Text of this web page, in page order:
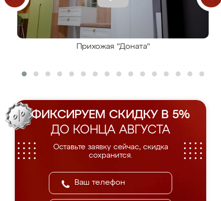
Прихожая "Доната"
ФИКСИРУЕМ СКИДКУ В 5%
ДО КОНЦА АВГУСТА
Оставьте заявку сейчас, скидка
сохранится.